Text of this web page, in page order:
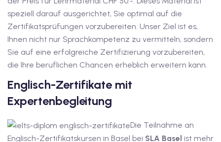
speziell darauf ausgerichtet, Sie optimal auf die
Zertifikatsprüfungen vorzubereiten. Unser Ziel ist es,
Ihnen nicht nur Sprachkompetenz zu vermitteln, sondern
Sie auf eine erfolgreiche Zertifizierung vorzubereiten,
die Ihre beruflichen Chancen erheblich erweitern kann.
Englisch-Zertifikate mit
Expertenbegleitung
Die Teilnahme an
Englisch-Zertifikatskursen in Basel bei SLA Basel ist mehr